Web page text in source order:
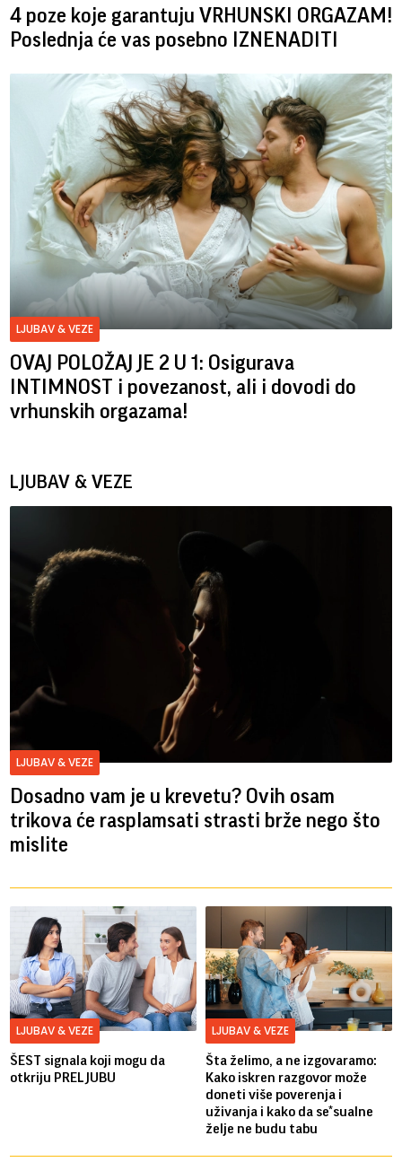
4 poze koje garantuju VRHUNSKI ORGAZAM!
Poslednja će vas posebno IZNENADITI
LJUBAV & VEZE
OVAJ POLOŽAJ JE 2 U 1: Osigurava
INTIMNOST i povezanost, ali i dovodi do
vrhunskih orgazama!
LJUBAV & VEZE
LJUBAV & VEZE
Dosadno vam je u krevetu? Ovih osam
trikova će rasplamsati strasti brže nego što
mislite
LJUBAV & VEZE
ŠEST signala koji mogu da
otkriju PRELJUBU
LJUBAV & VEZE
Šta želimo, a ne izgovaramo:
Kako iskren razgovor može
doneti više poverenja i
uživanja i kako da se*sualne
želje ne budu tabu